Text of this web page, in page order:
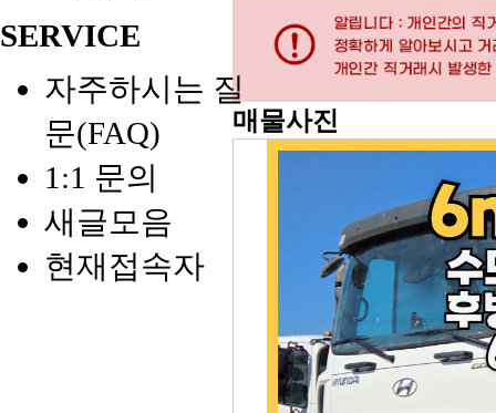
매물사진
SERVICE
자주하시는 질
문(FAQ)
1:1 문의
새글모음
현재접속자